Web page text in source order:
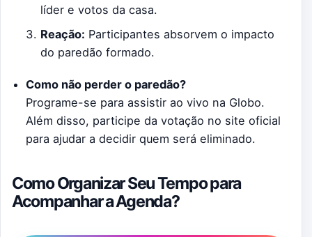
líder e votos da casa.
Reação: Participantes absorvem o impacto
do paredão formado.
Como não perder o paredão?
Programe-se para assistir ao vivo na Globo.
Além disso, participe da votação no site oficial
para ajudar a decidir quem será eliminado.
Como Organizar Seu Tempo para
Acompanhar a Agenda?